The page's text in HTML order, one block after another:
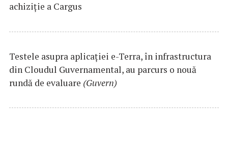
achiziție a Cargus
Testele asupra aplicaţiei e-Terra, în infrastructura
din Cloudul Guvernamental, au parcurs o nouă
rundă de evaluare (Guvern)